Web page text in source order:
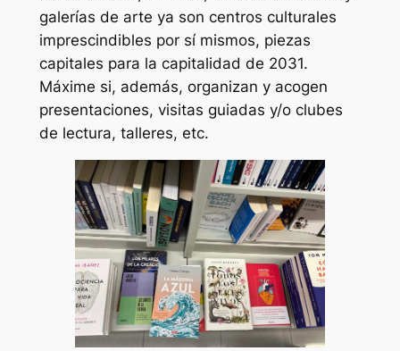
galerías de arte ya son centros culturales
imprescindibles por sí mismos, piezas
capitales para la capitalidad de 2031.
Máxime si, además, organizan y acogen
presentaciones, visitas guiadas y/o clubes
de lectura, talleres, etc.